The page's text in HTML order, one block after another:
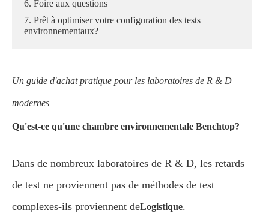
6. Foire aux questions
7. Prêt à optimiser votre configuration des tests
environnementaux?
Un guide d'achat pratique pour les laboratoires de R & D
modernes
Qu'est-ce qu'une chambre environnementale Benchtop?
Dans de nombreux laboratoires de R & D, les retards
de test ne proviennent pas de méthodes de test
complexes-ils proviennent deLogistique.